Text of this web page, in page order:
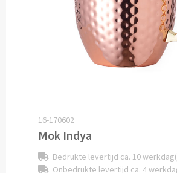
Kauwgom bedrukken
Alle snoep artikelen
Koeken & Chips
Chips & Nootjes bedrukken
16-170602
Mok Indya
Bedrukte levertijd ca. 10
Onbedrukte levertijd ca. 4